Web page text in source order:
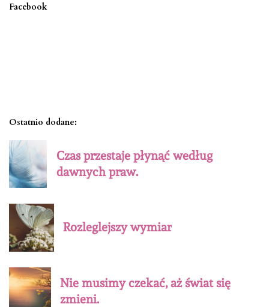
Facebook
Ostatnio dodane:
Czas przestaje płynąć według
dawnych praw.
Rozleglejszy wymiar
Nie musimy czekać, aż świat się
zmieni.